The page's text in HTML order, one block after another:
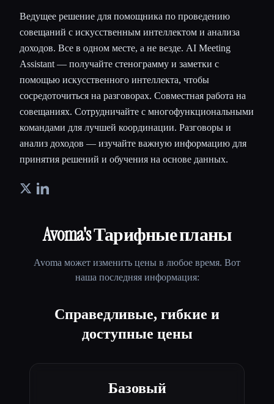
Ведущее решение для помощника по проведению
совещаний с искусственным интеллектом и анализа
доходов. Все в одном месте, а не везде. AI Meeting
Assistant — получайте стенограмму и заметки с
помощью искусственного интеллекта, чтобы
сосредоточиться на разговорах. Совместная работа на
совещаниях. Сотрудничайте с многофункциональными
командами для лучшей координации. Разговоры и
анализ доходов — изучайте важную информацию для
принятия решений и обучения на основе данных.
Avoma's Тарифные планы
Avoma может изменить цены в любое время. Вот
наша последняя информация:
Справедливые, гибкие и
доступные цены
Базовый